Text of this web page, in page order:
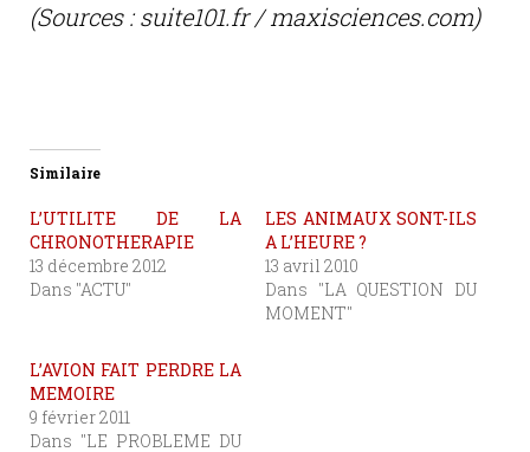
(Sources :suite101.fr / maxisciences.com)
Similaire
L’UTILITE DE LA
CHRONOTHERAPIE
13 décembre 2012
Dans "ACTU"
LES ANIMAUX SONT-ILS
A L’HEURE ?
13 avril 2010
Dans "LA QUESTION DU
MOMENT"
L’AVION FAIT PERDRE LA
MEMOIRE
9 février 2011
Dans "LE PROBLEME DU